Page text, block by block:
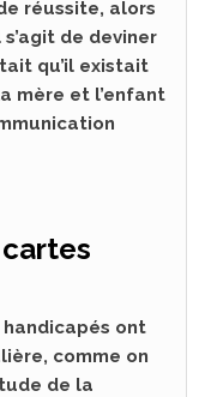
réussite, alors
de deviner
qu’il existait
mère et l’enfant
ont
comme on
de la